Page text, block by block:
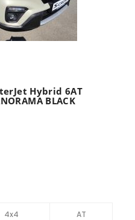
Hybrid 6AT
BLACK
4x4 AT